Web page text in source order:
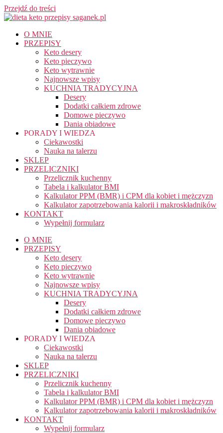
Przejdź do treści
O MNIE
PRZEPISY
Keto desery
Keto pieczywo
Keto wytrawnie
Najnowsze wpisy
KUCHNIA TRADYCYJNA
Desery
Dodatki całkiem zdrowe
Domowe pieczywo
Dania obiadowe
PORADY I WIEDZA
Ciekawostki
Nauka na talerzu
SKLEP
PRZELICZNIKI
Przelicznik kuchenny
Tabela i kalkulator BMI
Kalkulator PPM (BMR) i CPM dla kobiet i mężczyzn
Kalkulator zapotrzebowania kalorii i makroskładników
KONTAKT
Wypełnij formularz
O MNIE
PRZEPISY
Keto desery
Keto pieczywo
Keto wytrawnie
Najnowsze wpisy
KUCHNIA TRADYCYJNA
Desery
Dodatki całkiem zdrowe
Domowe pieczywo
Dania obiadowe
PORADY I WIEDZA
Ciekawostki
Nauka na talerzu
SKLEP
PRZELICZNIKI
Przelicznik kuchenny
Tabela i kalkulator BMI
Kalkulator PPM (BMR) i CPM dla kobiet i mężczyzn
Kalkulator zapotrzebowania kalorii i makroskładników
KONTAKT
Wypełnij formularz